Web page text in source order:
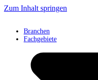
Zum Inhalt springen
Branchen
Fachgebiete